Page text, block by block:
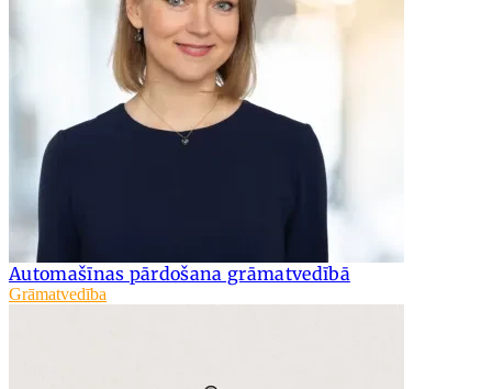
Automašīnas pārdošana grāmatvedībā
Grāmatvedība